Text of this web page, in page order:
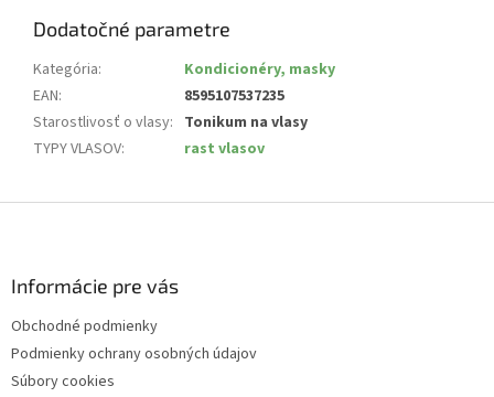
Dodatočné parametre
Kategória:
Kondicionéry, masky
EAN:
8595107537235
Starostlivosť o vlasy: Tonikum na vlasy
TYPY VLASOV: rast vlasov
Informácie pre vás
Obchodné podmienky
Podmienky ochrany osobných údajov
Súbory cookies